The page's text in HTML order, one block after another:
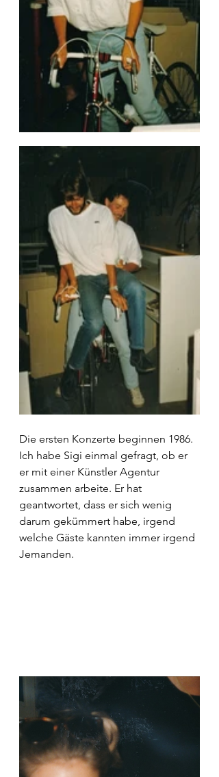
Die ersten Konzerte beginnen 1986.
Ich habe Sigi einmal gefragt, ob er
er mit einer Künstler Agentur
zusammen arbeite. Er hat
geantwortet, dass er sich wenig
darum gekümmert habe, irgend
welche Gäste kannten immer irgend
Jemanden.